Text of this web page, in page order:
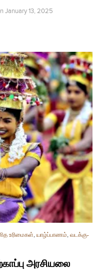
January 13, 2025
உரிமைகள், யாழ்ப்பாணம், வடக்கு-
அரசியலை